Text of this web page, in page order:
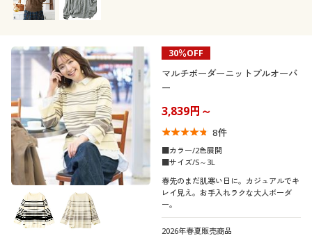
30％OFF
マルチボーダーニットプルオーバ
ー
3,839円～
8件
■カラー/2色展開
■サイズ/S～3L
春先のまだ肌寒い日に。カジュアルでキ
レイ見え。お手入れラクな大人ボーダ
ー。
2026年春夏販売商品